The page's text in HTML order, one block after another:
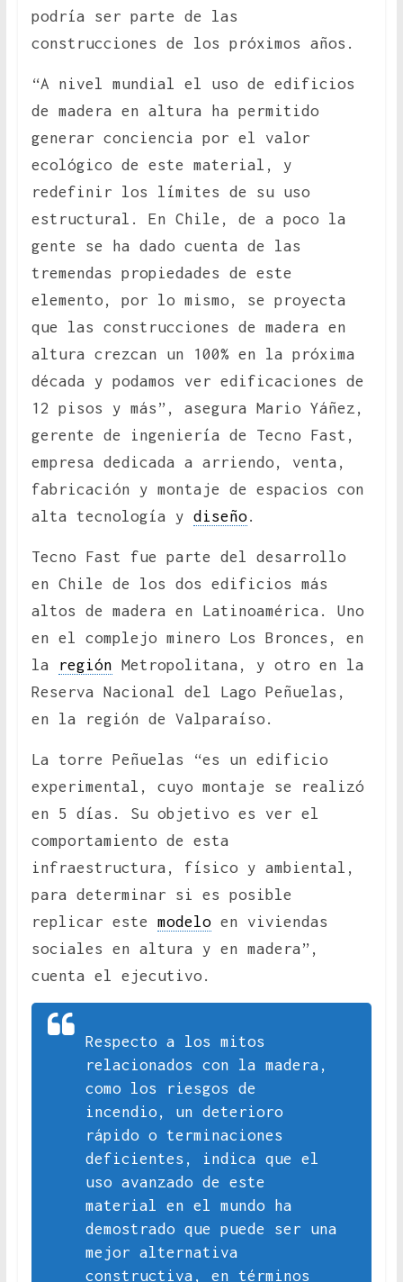
podría ser parte de las
construcciones de los próximos años.
“A nivel mundial el uso de edificios
de madera en altura ha permitido
generar conciencia por el valor
ecológico de este material, y
redefinir los límites de su uso
estructural. En Chile, de a poco la
gente se ha dado cuenta de las
tremendas propiedades de este
elemento, por lo mismo, se proyecta
que las construcciones de madera en
altura crezcan un 100% en la próxima
década y podamos ver edificaciones de
12 pisos y más”, asegura Mario Yáñez,
gerente de ingeniería de Tecno Fast,
empresa dedicada a arriendo, venta,
fabricación y montaje de espacios con
alta tecnología y diseño.
Tecno Fast fue parte del desarrollo
en Chile de los dos edificios más
altos de madera en Latinoamérica. Uno
en el complejo minero Los Bronces, en
la
región Metropolitana, y otro en la
Reserva Nacional del Lago Peñuelas,
en la región de Valparaíso.
La torre Peñuelas “es un edificio
experimental, cuyo montaje se realizó
en 5 días. Su objetivo es ver el
comportamiento de esta
infraestructura, físico y ambiental,
para determinar si es posible
replicar este modeloen viviendas
sociales en altura y en madera”,
cuenta el ejecutivo.
Respecto a los mitos
relacionados con la madera,
como los riesgos de
incendio, un deterioro
rápido o terminaciones
deficientes, indica que el
uso avanzado de este
material en el mundo ha
demostrado que puede ser una
mejor alternativa
constructiva, en términos